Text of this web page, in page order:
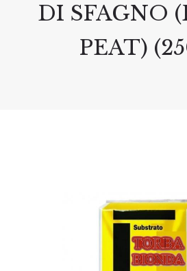
DI SFAGNO
PEAT)